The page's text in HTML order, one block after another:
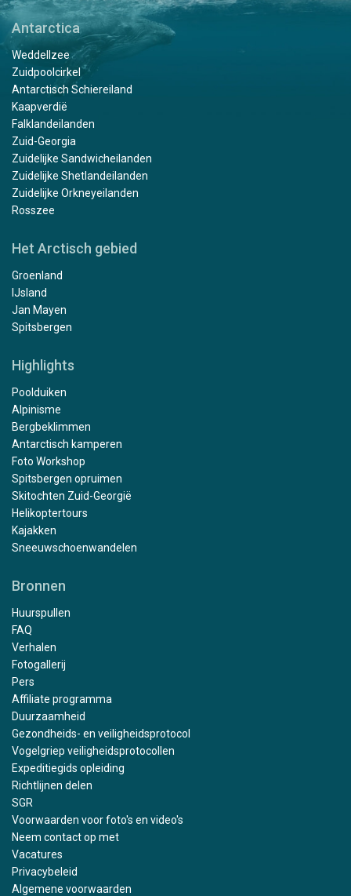
Antarctica
Weddellzee
Zuidpoolcirkel
Antarctisch Schiereiland
Kaapverdië
Falklandeilanden
Zuid-Georgia
Zuidelijke Sandwicheilanden
Zuidelijke Shetlandeilanden
Zuidelijke Orkneyeilanden
Rosszee
Het Arctisch gebied
Groenland
IJsland
Jan Mayen
Spitsbergen
Highlights
Poolduiken
Alpinisme
Bergbeklimmen
Antarctisch kamperen
Foto Workshop
Spitsbergen opruimen
Skitochten Zuid-Georgië
Helikoptertours
Kajakken
Sneeuwschoenwandelen
Bronnen
Huurspullen
FAQ
Verhalen
Fotogallerij
Pers
Affiliate programma
Duurzaamheid
Gezondheids- en veiligheidsprotocol
Vogelgriep veiligheidsprotocollen
Expeditiegids opleiding
Richtlijnen delen
SGR
Voorwaarden voor foto's en video's
Neem contact op met
Vacatures
Privacybeleid
Algemene voorwaarden